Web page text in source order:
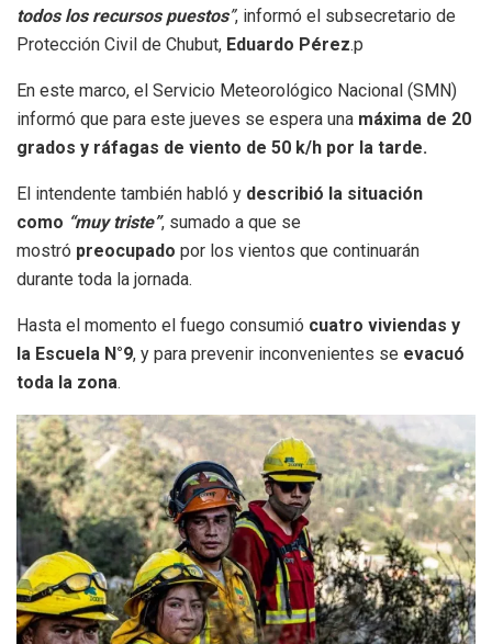
todos los recursos puestos”, informó el subsecretario de
Protección Civil de Chubut, Eduardo Pérez.p
En este marco, el Servicio Meteorológico Nacional (SMN)
informó que para este jueves se espera una máxima de 20
grados y ráfagas de viento de 50 k/h por la tarde.
El intendente también habló y describió la situación
como “muy triste”, sumado a que se
mostró preocupado por los vientos que continuarán
durante toda la jornada.
Hasta el momento el fuego consumió cuatro viviendas y
la Escuela N°9, y para prevenir inconvenientes se evacuó
toda la zona.